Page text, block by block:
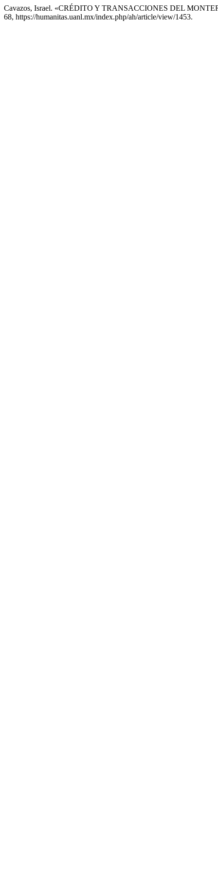
Cavazos, Israel. «CRÉDITO Y TRANSACCIONES DEL
68, https://humanitas.uanl.mx/index.php/ah/article/view/1453.